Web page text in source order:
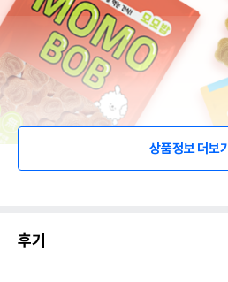
상품정보 더보기
후기